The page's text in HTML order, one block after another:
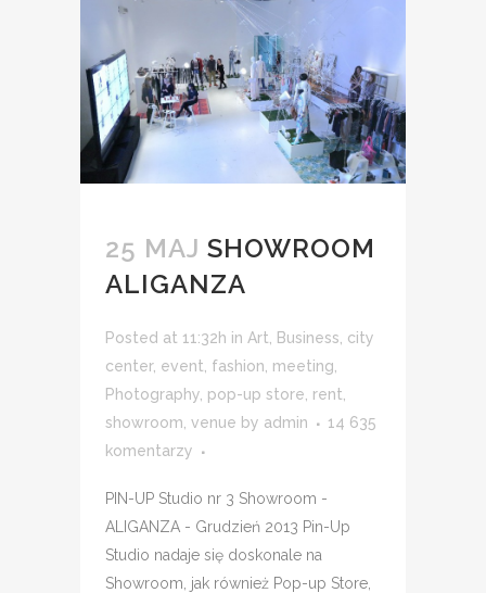
25 MAJ SHOWROOM
ALIGANZA
Posted at 11:32h in Art Business city
center, event fashion meeting
Photography pop-up store rent
showroom venue by admin
14 635
komentarzy
PIN-UP Studio nr 3 Showroom -
ALIGANZA - Grudzień 2013 Pin-Up
Studio nadaje się doskonale na
Showroom, jak również Pop-up Store,